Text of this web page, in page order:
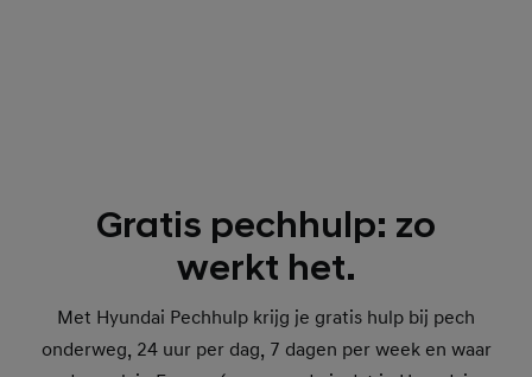
Gratis pechhulp: zo
werkt het.
Met Hyundai Pechhulp krijg je gratis hulp bij pech
onderweg, 24 uur per dag, 7 dagen per week en waar